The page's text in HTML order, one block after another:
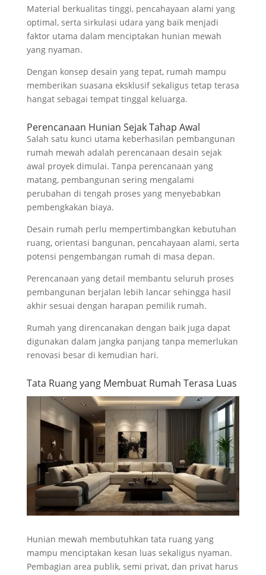
Material berkualitas tinggi, pencahayaan alami yang
optimal, serta sirkulasi udara yang baik menjadi
faktor utama dalam menciptakan hunian mewah
yang nyaman.
Dengan konsep desain yang tepat, rumah mampu
memberikan suasana eksklusif sekaligus tetap terasa
hangat sebagai tempat tinggal keluarga.
Perencanaan Hunian Sejak Tahap Awal
Salah satu kunci utama keberhasilan pembangunan
rumah mewah adalah perencanaan desain sejak
awal proyek dimulai. Tanpa perencanaan yang
matang, pembangunan sering mengalami
perubahan di tengah proses yang menyebabkan
pembengkakan biaya.
Desain rumah perlu mempertimbangkan kebutuhan
ruang, orientasi bangunan, pencahayaan alami, serta
potensi pengembangan rumah di masa depan.
Perencanaan yang detail membantu seluruh proses
pembangunan berjalan lebih lancar sehingga hasil
akhir sesuai dengan harapan pemilik rumah.
Rumah yang direncanakan dengan baik juga dapat
digunakan dalam jangka panjang tanpa memerlukan
renovasi besar di kemudian hari.
Tata Ruang yang Membuat Rumah Terasa Luas
Hunian mewah membutuhkan tata ruang yang
mampu menciptakan kesan luas sekaligus nyaman.
Pembagian area publik, semi privat, dan privat harus